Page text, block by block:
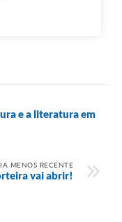
e a literatura em
MENOS RECENTE
vai abrir!